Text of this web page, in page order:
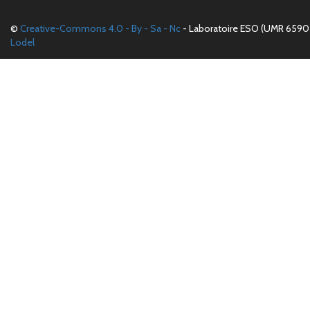
© Creative-Commons 4.0 - By - Sa - Nc - Laboratoire ESO (UMR
Lodel